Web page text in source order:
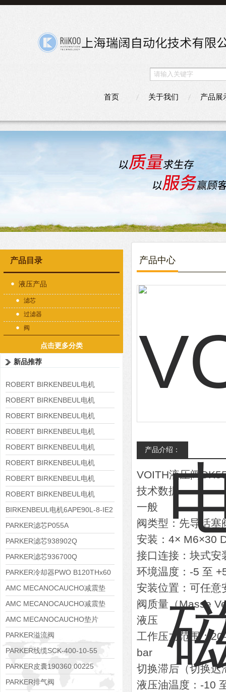
首页 关于我们 产品展
产品目录
液压产品
滤芯
过滤器
阀
点击更多分类
新品推荐
ROBERT BIRKENBEUL电机
8APE225M-4-IE3
ROBERT BIRKENBEUL电机
8APE180L-4 IE3
ROBERT BIRKENBEUL电机
8APE160M-6 IE3
ROBERT BIRKENBEUL电机
8APE160L-4-IE3
ROBERT BIRKENBEUL电机
8APE112M-6K-IE3
ROBERT BIRKENBEUL电机
8APE100L-2 IE3
ROBERT BIRKENBEUL电机
8APE90S-4 IE3
ROBERT BIRKENBEUL电机
8APE80M-2K-IE3
BIRKENBEUL电机6APE90L-8-IE2
PARKER滤芯P055A
PARKER滤芯938902Q
PARKER滤芯936700Q
PARKER冷却器PWO B120THx60
AMC MECANOCAUCHO减震垫
138552
AMC MECANOCAUCHO减震垫
138551
AMC MECANOCAUCHO垫片
608074
PARKER溢流阀
RE06M35W2N1KWXG087
PARKER线缆SCK-400-10-55
PARKER皮囊190360 00225
PARKER排气阀
产品中心
产品介绍：
VOITH液压阀
技术数据
一般
阀类型：先导活塞
安装：4× M6×30
接口连接：块式
环境温度：-5 至
安装位置：可任意
阀质量（Masse
液压
工作压力范围：
bar
切换滞后（切换
液压油温度：-10